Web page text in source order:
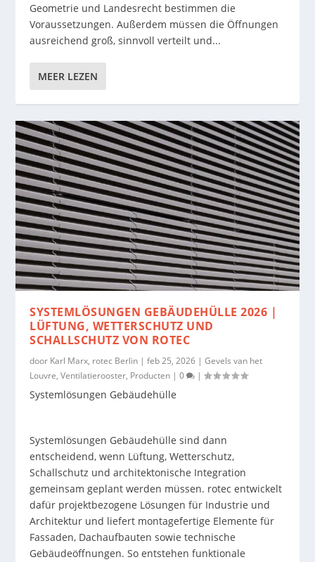
Geometrie und Landesrecht bestimmen die
Voraussetzungen. Außerdem müssen die Öffnungen
ausreichend groß, sinnvoll verteilt und...
MEER LEZEN
SYSTEMLÖSUNGEN GEBÄUDEHÜLLE 2026 |
LÜFTUNG, WETTERSCHUTZ UND
SCHALLSCHUTZ VON ROTEC
door Karl Marx, rotec Berlin |feb 25, 2026 |Gevels van het
Louvre,Ventilatierooster, Producten |0 |
Systemlösungen Gebäudehülle
Systemlösungen Gebäudehülle sind dann
entscheidend, wenn Lüftung, Wetterschutz,
Schallschutz und architektonische Integration
gemeinsam geplant werden müssen. rotec entwickelt
dafür projektbezogene Lösungen für Industrie und
Architektur und liefert montagefertige Elemente für
Fassaden, Dachaufbauten sowie technische
Gebäudeöffnungen. So entstehen funktionale